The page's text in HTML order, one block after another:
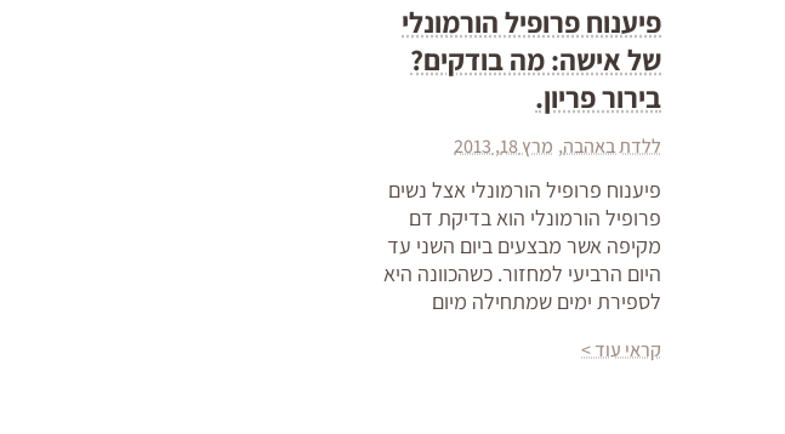
פיענוח פרופיל הורמונלי
של אישה: מה בודקים?
בירור פריון.
ללדת באהבה מרץ 18, 2013
פיענוח פרופיל הורמונלי אצל נשים
פרופיל הורמונלי הוא בדיקת דם
מקיפה אשר מבצעים ביום השני עד
היום הרביעי למחזור. כשהכוונה היא
לספירת ימים שמתחילה מיום
קראי עוד >